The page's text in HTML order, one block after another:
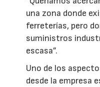
una zona donde
ferreterías, pero
suministros
escasa”.
Uno de los
desde la empresa